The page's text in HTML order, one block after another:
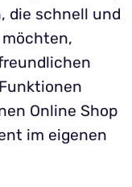
die schnell und
Online Shop
im eigenen